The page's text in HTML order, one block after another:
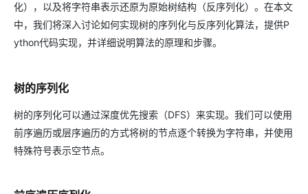
化），以及将字符串表示还原为原始树结构（反序列化）。在本文
中，我们将深入讨论如何实现树的序列化与反序列化算法，提供P
ython代码实现，并详细说明算法的原理和步骤。
树的序列化
树的序列化可以通过深度优先搜索（DFS）来实现。我们可以使用
前序遍历或层序遍历的方式将树的节点逐个转换为字符串，并使用
特殊符号表示空节点。